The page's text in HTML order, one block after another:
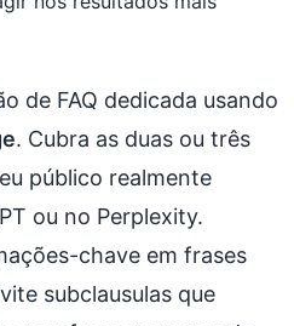
de FAQ dedicada usando
. Cubra as duas ou três
público realmente
ou no Perplexity.
chave em frases
subclausulas que